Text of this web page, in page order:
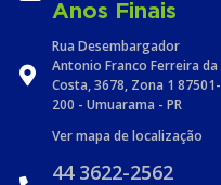
Anos Finais
Rua Desembargador
Antonio Franco Ferreira da
Costa, 3678, Zona 1 87501-
200 - Umuarama - PR
Ver mapa de localização
44 3622-2562